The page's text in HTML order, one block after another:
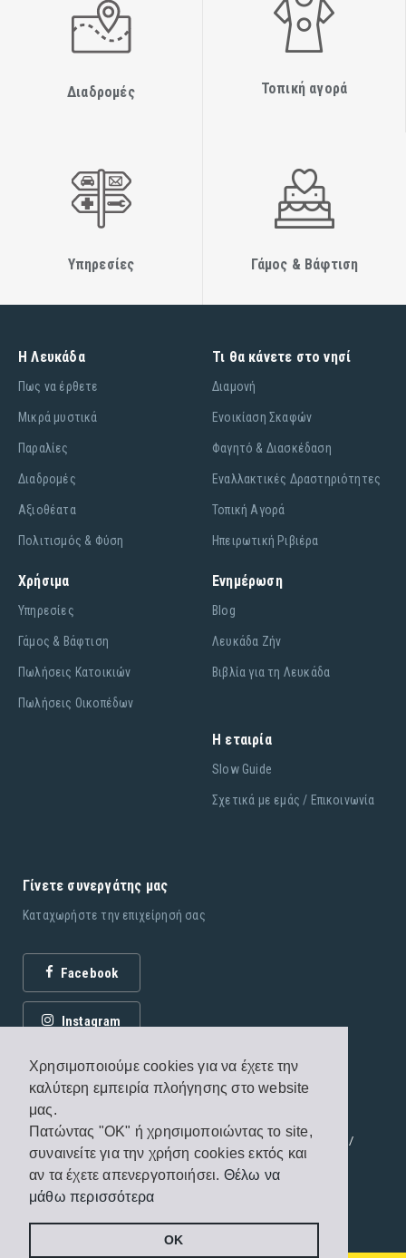
Χρησιμοποιούμε cookies για να έχετε την
καλύτερη εμπειρία πλοήγησης στο website
μας.
Πατώντας "OK" ή χρησιμοποιώντας το site,
συναινείτε για την χρήση cookies εκτός και
αν τα έχετε απενεργοποιήσει. Θέλω να
μάθω περισσότερα
OK
Διαδρομές Τοπική αγορά
Υπηρεσίες Γάμος & Βάφτιση
Η Λευκάδα
Πως να έρθετε
Μικρά μυστικά
Παραλίες
Διαδρομές
Αξιοθέατα
Πολιτισμός & Φύση
Τι θα κάνετε στο νησί
Διαμονή
Ενοικίαση Σκαφών
Φαγητό & Διασκέδαση
Εναλλακτικές Δραστηριότητες
Τοπική Αγορά
Ηπειρωτική Ριβιέρα
Χρήσιμα
Υπηρεσίες
Γάμος & Βάφτιση
Πωλήσεις Κατοικιών
Πωλήσεις Οικοπέδων
Ενημέρωση
Blog
Λευκάδα Ζήν
Βιβλία για τη Λευκάδα
Η εταιρία
Slow Guide
Σχετικά με εμάς / Επικοινωνία
Γίνετε συνεργάτης μας
Καταχωρήστε την επιχείρησή σας
Facebook
Instagram
© 2026 Εκδόσεις Fagottobooks. All rights reserved. /
Όροι χρήσης
/ Πολιτική προστασίας
Handcrafted by